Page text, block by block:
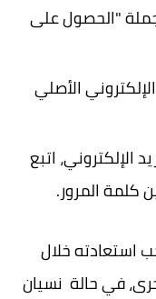
"الحصول على
الأصلي
الإلكتروني، اتبع
كلمة المرور.
استعادته خلال
في حالة نسيان